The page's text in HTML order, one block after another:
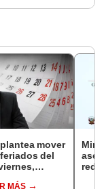
mover
del
MÁS